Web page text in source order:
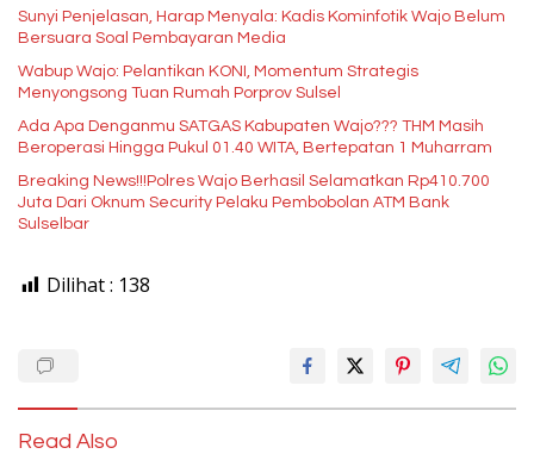
Sunyi Penjelasan, Harap Menyala: Kadis Kominfotik Wajo Belum
Bersuara Soal Pembayaran Media
Wabup Wajo: Pelantikan KONI, Momentum Strategis
Menyongsong Tuan Rumah Porprov Sulsel
Ada Apa Denganmu SATGAS Kabupaten Wajo??? THM Masih
Beroperasi Hingga Pukul 01.40 WITA, Bertepatan 1 Muharram
Breaking News!!!Polres Wajo Berhasil Selamatkan Rp410.700
Juta Dari Oknum Security Pelaku Pembobolan ATM Bank
Sulselbar
Dilihat : 138
Read Also